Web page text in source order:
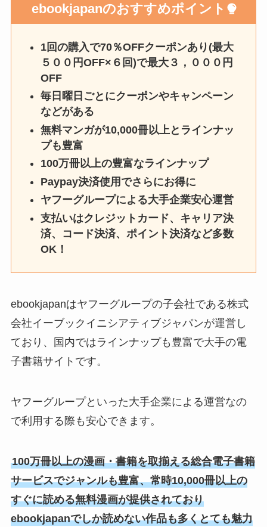
ebookjapanのおすすめポイント
1回の購入で70％OFFクーポンあり(最大
５００円OFF×６回)で最大３，０００円
OFF
毎日曜日ごとにクーポンやキャンペーン
などがある
無料マンガが10,000冊以上とラインナッ
プも豊富
100万冊以上の豊富なラインナップ
Paypay決済使用でさらにお得に
ヤフーグループによる大手企業安心運営
支払いはクレジットカード、キャリア決
済、コード決済、ポイント決済など多数
OK！
ebookjapanはヤフーグループの子会社である株式
会社イーブックイニシアティブジャパンが運営し
ており、国内ではラインナップも豊富で大手の電
子書籍サイトです。
ヤフーグループといった大手企業による運営なの
で利用する際も安心できます。
100万冊以上の漫画・書籍を取揃える総合電子書籍
サービスでジャンルも豊富、常時10,000冊以上の
すぐに読める無料漫画が提供されており
ebookjapanでしか読めない作品も多くとても魅力